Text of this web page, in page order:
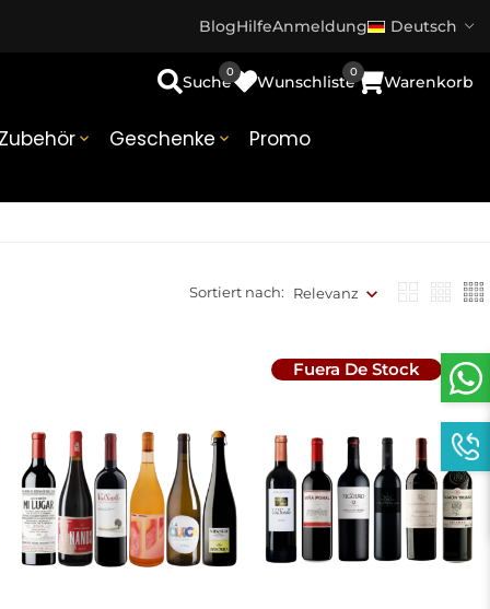
BlogHilfeAnmeldung Deutsch
Zubehör  Geschenke  Promo
Suche Wunschliste
0
Warenkorb
0
Sortiert nach: Relevanz
Fuera De Stock